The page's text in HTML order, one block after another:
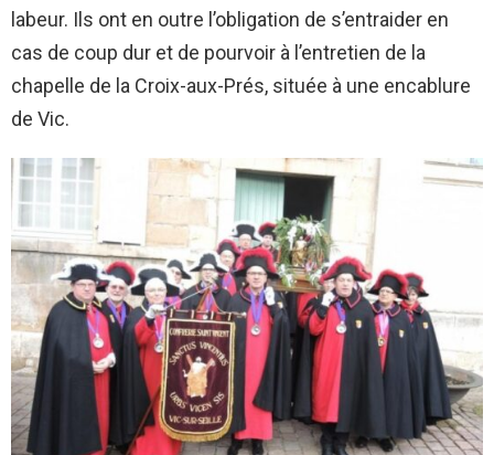
labeur. Ils ont en outre l’obligation de s’entraider en
cas de coup dur et de pourvoir à l’entretien de la
chapelle de la Croix-aux-Prés, située à une encablure
de Vic.